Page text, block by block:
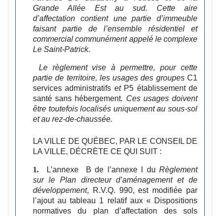
Grande Allée Est au sud. Cette aire
d’affectation contient une partie d’immeuble
faisant partie de l’ensemble résidentiel et
commercial communément appelé le complexe
Le Saint-Patrick.
Le règlement vise à permettre, pour cette
partie de territoire, les usages des groupes C1
services administratifs et P5 établissement de
santé sans hébergement. Ces usages doivent
être toutefois localisés uniquement au sous-sol
et au rez-de-chaussée.
LA VILLE DE QUÉBEC, PAR LE CONSEIL DE
LA VILLE, DÉCRÈTE CE QUI SUIT :
1. L’annexe B de l’annexe I du Règlement
sur le Plan directeur d’aménagement et de
développement, R.V.Q. 990, est modifiée par
l’ajout au tableau 1 relatif aux « Dispositions
normatives du plan d’affectation des sols